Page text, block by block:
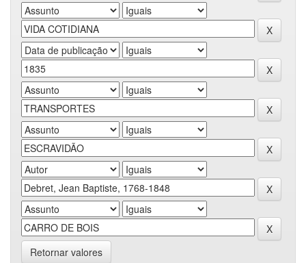
Retornar valores